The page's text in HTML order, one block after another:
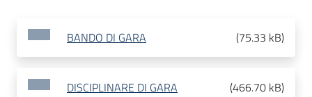
BANDO DI GARA (75.33 kB)
DISCIPLINARE DI GARA (466.70 kB)